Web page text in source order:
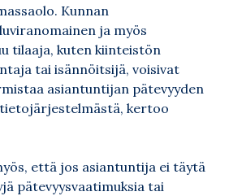
Kunnan
ja myös
tilaaja, kuten kiinteistön
tai isännöitsijä, voisivat
asiantuntijan pätevyyden
kertoo
että jos asiantuntija ei täytä
pätevyysvaatimuksia tai